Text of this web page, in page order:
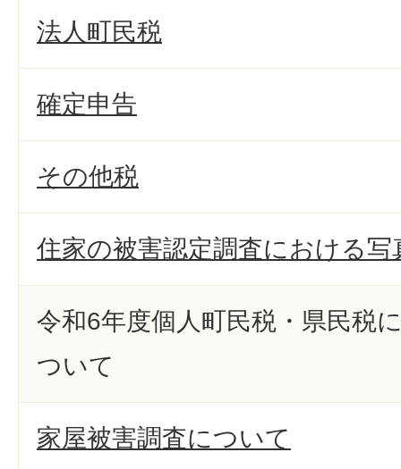
法人町民税
確定申告
その他税
住家の被害認定調査における
令和6年度個人町民税・県民税
ついて
家屋被害調査について